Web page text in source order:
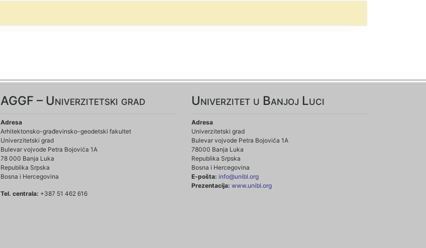
AGGF – Univerzitetski grad
Adresa
Arhitektonsko-građevinsko-geodetski fakultet
Univerzitetski grad
Bulevar vojvode Petra Bojovića 1A
78 000 Banja Luka
Republika Srpska
Bosna i Hercegovina
Tel. centrala: +387 51 462 616
Univerzitet u Banjoj Luci
Adresa
Univerzitetski grad
Bulevar vojvode Petra Bojovića 1A
78000 Banja Luka
Republika Srpska
Bosna i Hercegovina
E-pošta: info@unibl.org
Prezentacija: www.unibl.org